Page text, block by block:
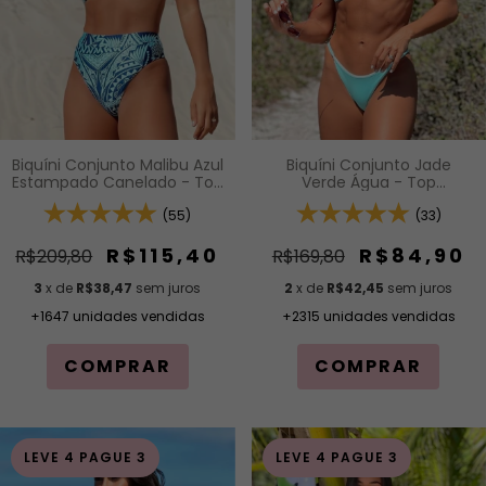
Biquíni Conjunto Malibu Azul
Estampado Canelado - Top
Faixa com Alças Fixas e Bojo
Removível e Calcinha
(55)
R$209,80 R$115,40
3 x de R$38,47 sem juros
+1647 unidades vendidas
COMPRAR
Biquíni Conjunto Jade
Verde Água - Top
Cortininha Fixa com
Acabamento em Viés e
Inteira de Tira (Modelagem
Para Bronzeado)
(33)
R$169,80 R$84,90
2 x de R$42,45 sem juros
+2315 unidades vendidas
COMPRAR
LEVE 4 PAGUE 3 LEVE 4 PAGUE 3